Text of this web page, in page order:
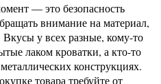
— это безопасность
внимание на материал,
Вкусы у всех разные, кому-то
лаком кроватки, а кто-то
конструкциях.
товара требуйте от